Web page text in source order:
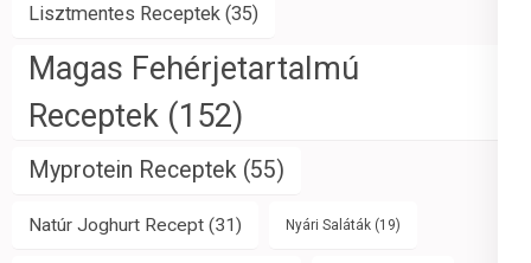
Lisztmentes Receptek (35)
Magas Fehérjetartalmú
Receptek (152)
Myprotein Receptek (55)
Natúr Joghurt Recept (31) Nyári Saláták (19)